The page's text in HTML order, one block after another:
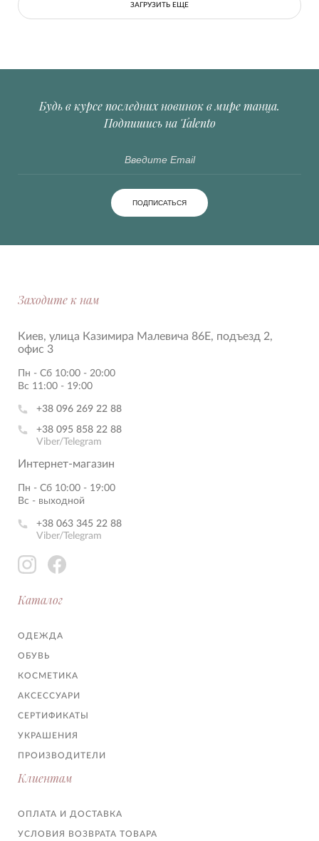
ЗАГРУЗИТЬ ЕЩЕ
Будь в курсе последних новинок в мире танца.
Подпишись на Talento
ПОДПИСАТЬСЯ
Заходите к нам
Киев, улица Казимира Малевича 86Е, подъезд 2,
офис 3
Пн - Сб 10:00 - 20:00
Вс 11:00 - 19:00
+38 096 269 22 88
+38 095 858 22 88
Viber/Telegram
Интернет-магазин
Пн - Сб 10:00 - 19:00
Вс - выходной
+38 063 345 22 88
Viber/Telegram
Каталог
ОДЕЖДА
ОБУВЬ
КОСМЕТИКА
АКСЕССУАРИ
СЕРТИФИКАТЫ
УКРАШЕНИЯ
ПРОИЗВОДИТЕЛИ
Клиентам
ОПЛАТА И ДОСТАВКА
УСЛОВИЯ ВОЗВРАТА ТОВАРА